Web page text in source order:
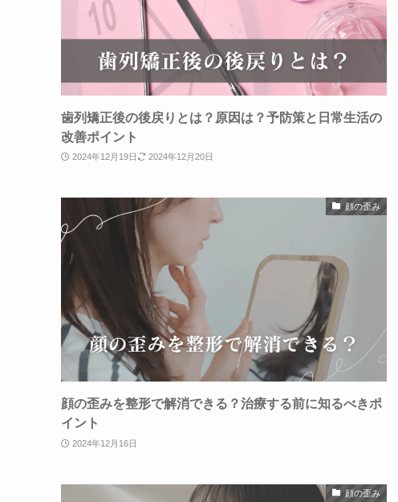
歯列矯正後の後戻りとは？原因は？予防策と日常生活の
改善ポイント
2024年12月19日 2024年12月20日
顔の歪み
顔の歪みを整形で解消できる？治療する前に知るべきポ
イント
2024年12月16日
顔の歪み